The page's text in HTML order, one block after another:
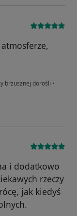
brzusznej dorośli •
i dodatkowo
rzeczy
jak kiedyś